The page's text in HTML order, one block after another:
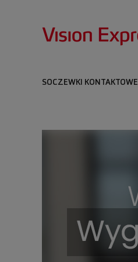
SOCZEWKI KONTAKTOWE